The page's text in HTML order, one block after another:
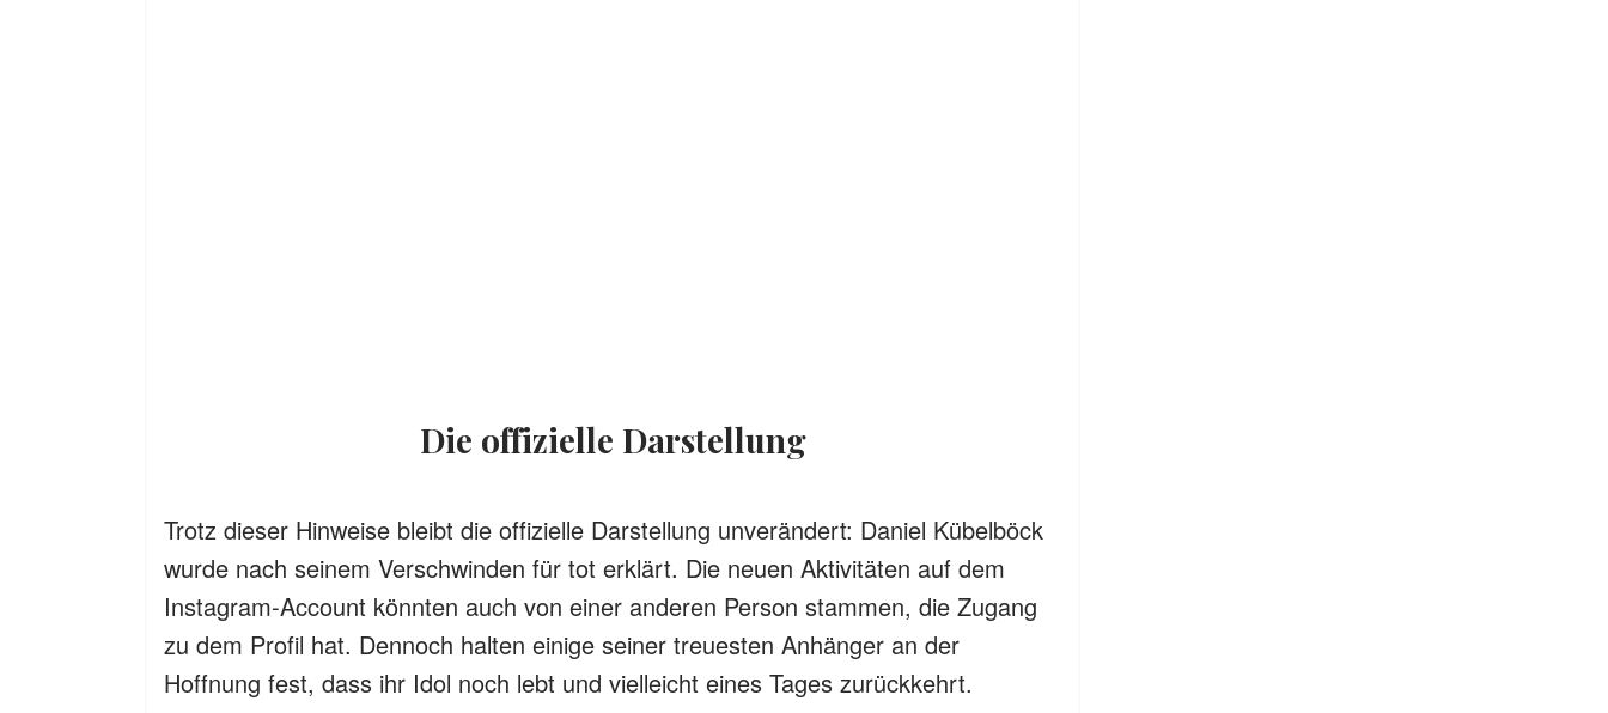
Die offizielle Darstellung
Trotz dieser Hinweise bleibt die offizielle Darstellung unverändert: Daniel Kübelböck
wurde nach seinem Verschwinden für tot erklärt. Die neuen Aktivitäten auf dem
Instagram-Account könnten auch von einer anderen Person stammen, die Zugang
zu dem Profil hat. Dennoch halten einige seiner treuesten Anhänger an der
Hoffnung fest, dass ihr Idol noch lebt und vielleicht eines Tages zurückkehrt.​